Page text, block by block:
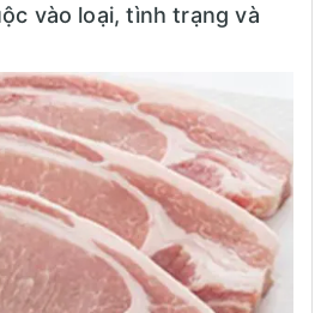
vào loại, tình trạng và